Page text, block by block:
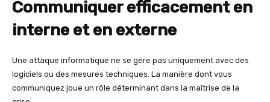
Communiquer efficacement en
interne et en externe
Une attaque informatique ne se gère pas uniquement avec des
logiciels ou des mesures techniques. La manière dont vous
communiquez joue un rôle déterminant dans la maîtrise de la